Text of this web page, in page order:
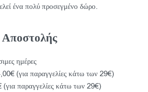
ένα πολύ προσεγμένο δώρο.
ημέρες
(για παραγγελίες κάτω των 29€)
(για παραγγελίες κάτω των 29€)